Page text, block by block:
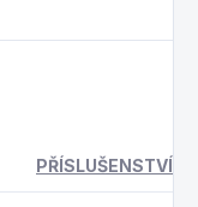
PŘÍSLUŠENSTVÍ